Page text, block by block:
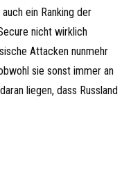
ein Ranking der
nicht wirklich
Attacken nunmehr
sie sonst immer an
liegen, dass Russland